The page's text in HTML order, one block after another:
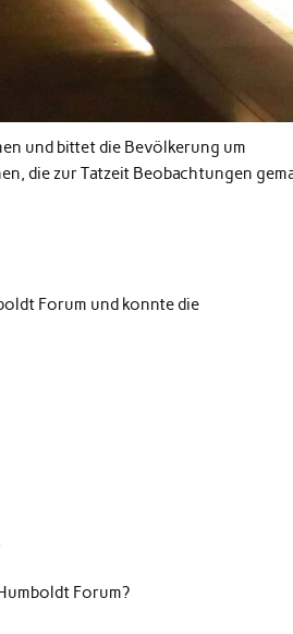
und bittet die Bevölkerung um
die zur Tatzeit Beobachtungen
Forum und konnte die
Forum?